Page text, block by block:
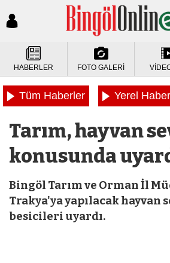
HABERLER FOTO GALERİ
Tüm Haberler Yerel
Tarım, hayvan
konusunda
Bingöl Tarım ve Orman İl
Trakya'ya yapılacak hayvan
besicileri uyardı.